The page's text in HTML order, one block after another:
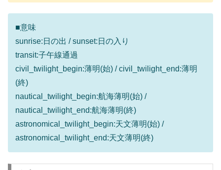
■意味
sunrise:日の出 / sunset:日の入り
transit:子午線通過
civil_twilight_begin:薄明(始) / civil_twilight_end:薄明
(終)
nautical_twilight_begin:航海薄明(始) /
nautical_twilight_end:航海薄明(終)
astronomical_twilight_begin:天文薄明(始) /
astronomical_twilight_end:天文薄明(終)